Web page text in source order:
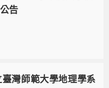
告
灣師範大學地理學系